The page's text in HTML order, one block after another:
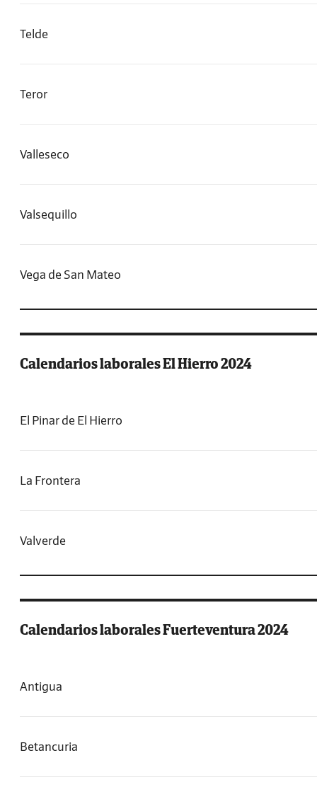
Telde
Teror
Valleseco
Valsequillo
Vega de San Mateo
Calendarios laborales El Hierro 2024
El Pinar de El Hierro
La Frontera
Valverde
Calendarios laborales Fuerteventura 2024
Antigua
Betancuria